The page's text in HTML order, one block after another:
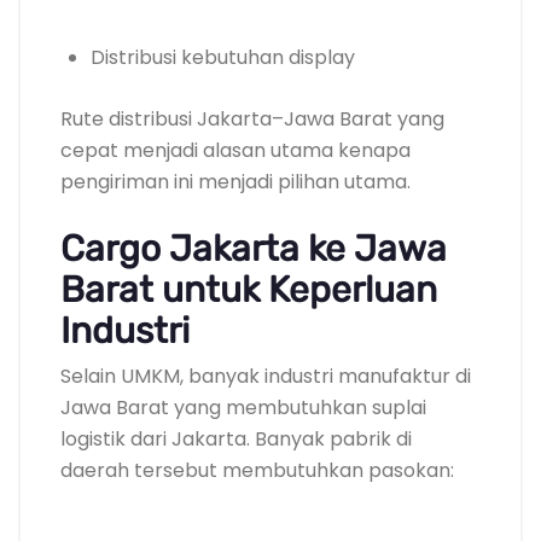
Distribusi kebutuhan display
Rute distribusi Jakarta–Jawa Barat yang
cepat menjadi alasan utama kenapa
pengiriman ini menjadi pilihan utama.
Cargo Jakarta ke Jawa
Barat untuk Keperluan
Industri
Selain UMKM, banyak industri manufaktur di
Jawa Barat yang membutuhkan suplai
logistik dari Jakarta. Banyak pabrik di
daerah tersebut membutuhkan pasokan: